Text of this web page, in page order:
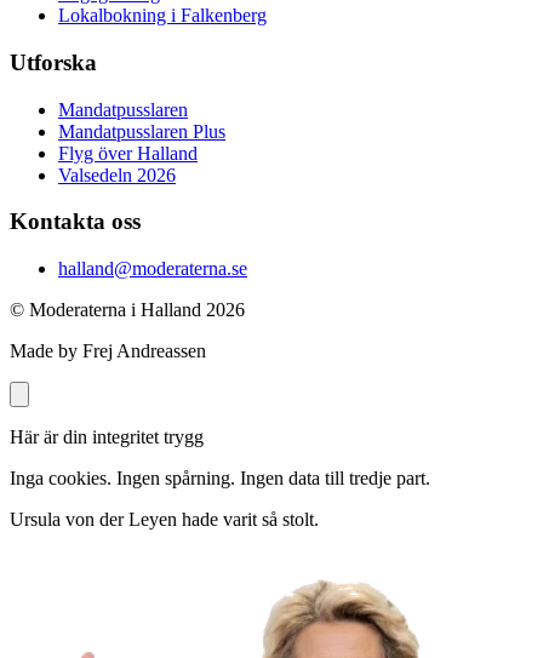
Lokalbokning i Falkenberg
Utforska
Mandatpusslaren
Mandatpusslaren Plus
Flyg över Halland
Valsedeln 2026
Kontakta oss
halland@moderaterna.se
© Moderaterna i Halland 2026
Made by Frej Andreassen
Här är din integritet trygg
Inga cookies. Ingen spårning. Ingen data till tredje part.
Ursula von der Leyen hade varit så stolt.